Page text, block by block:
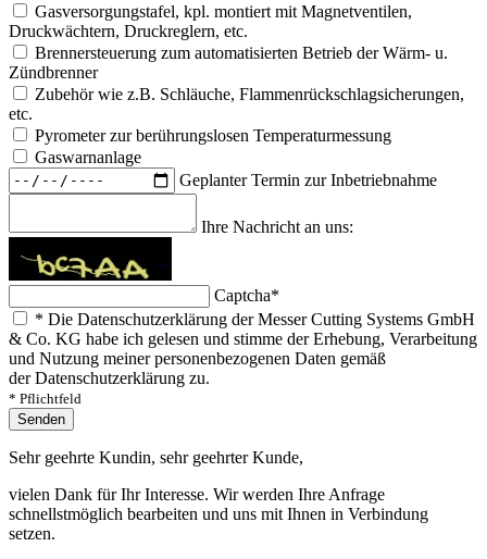
Gasversorgungstafel, kpl. montiert mit Magnetventilen,
Druckwächtern, Druckreglern, etc.
Brennersteuerung zum automatisierten Betrieb der Wärm- u.
Zündbrenner
Zubehör wie z.B. Schläuche, Flammenrückschlagsicherungen,
etc.
Pyrometer zur berührungslosen Temperaturmessung
Gaswarnanlage
Geplanter Termin zur Inbetriebnahme
Ihre Nachricht an uns:
Captcha*
* Die Datenschutzerklärung der Messer Cutting Systems GmbH
& Co. KG habe ich gelesen und stimme der Erhebung, Verarbeitung
und Nutzung meiner personenbezogenen Daten gemäß
der Datenschutzerklärung zu.
* Pflichtfeld
Senden
Sehr geehrte Kundin, sehr geehrter Kunde,
vielen Dank für Ihr Interesse. Wir werden Ihre Anfrage
schnellstmöglich bearbeiten und uns mit Ihnen in Verbindung
setzen.